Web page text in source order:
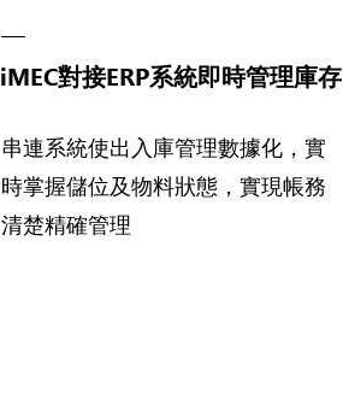
iMEC對接ERP系統即時管理庫存
串連系統使出入庫管理數據化，實
時掌握儲位及物料狀態，實現帳務
清楚精確管理